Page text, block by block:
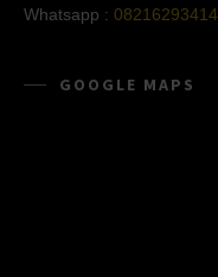
Whatsapp : 08216293414
GOOGLE MAPS